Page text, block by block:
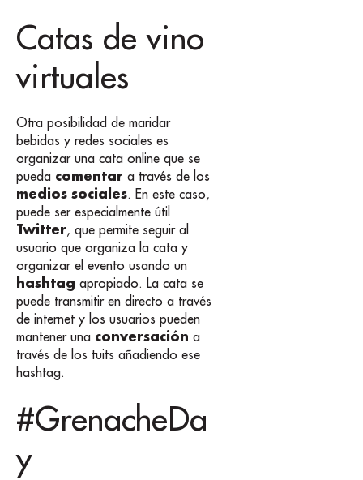
Catas de vino
virtuales
Otra posibilidad de maridar
bebidas y redes sociales es
organizar una cata online que se
pueda comentar a través de los
medios sociales. En este caso,
puede ser especialmente útil
Twitter, que permite seguir al
usuario que organiza la cata y
organizar el evento usando un
hashtag apropiado. La cata se
puede transmitir en directo a través
de internet y los usuarios pueden
mantener una conversación a
través de los tuits añadiendo ese
hashtag.
#GrenacheDa
y